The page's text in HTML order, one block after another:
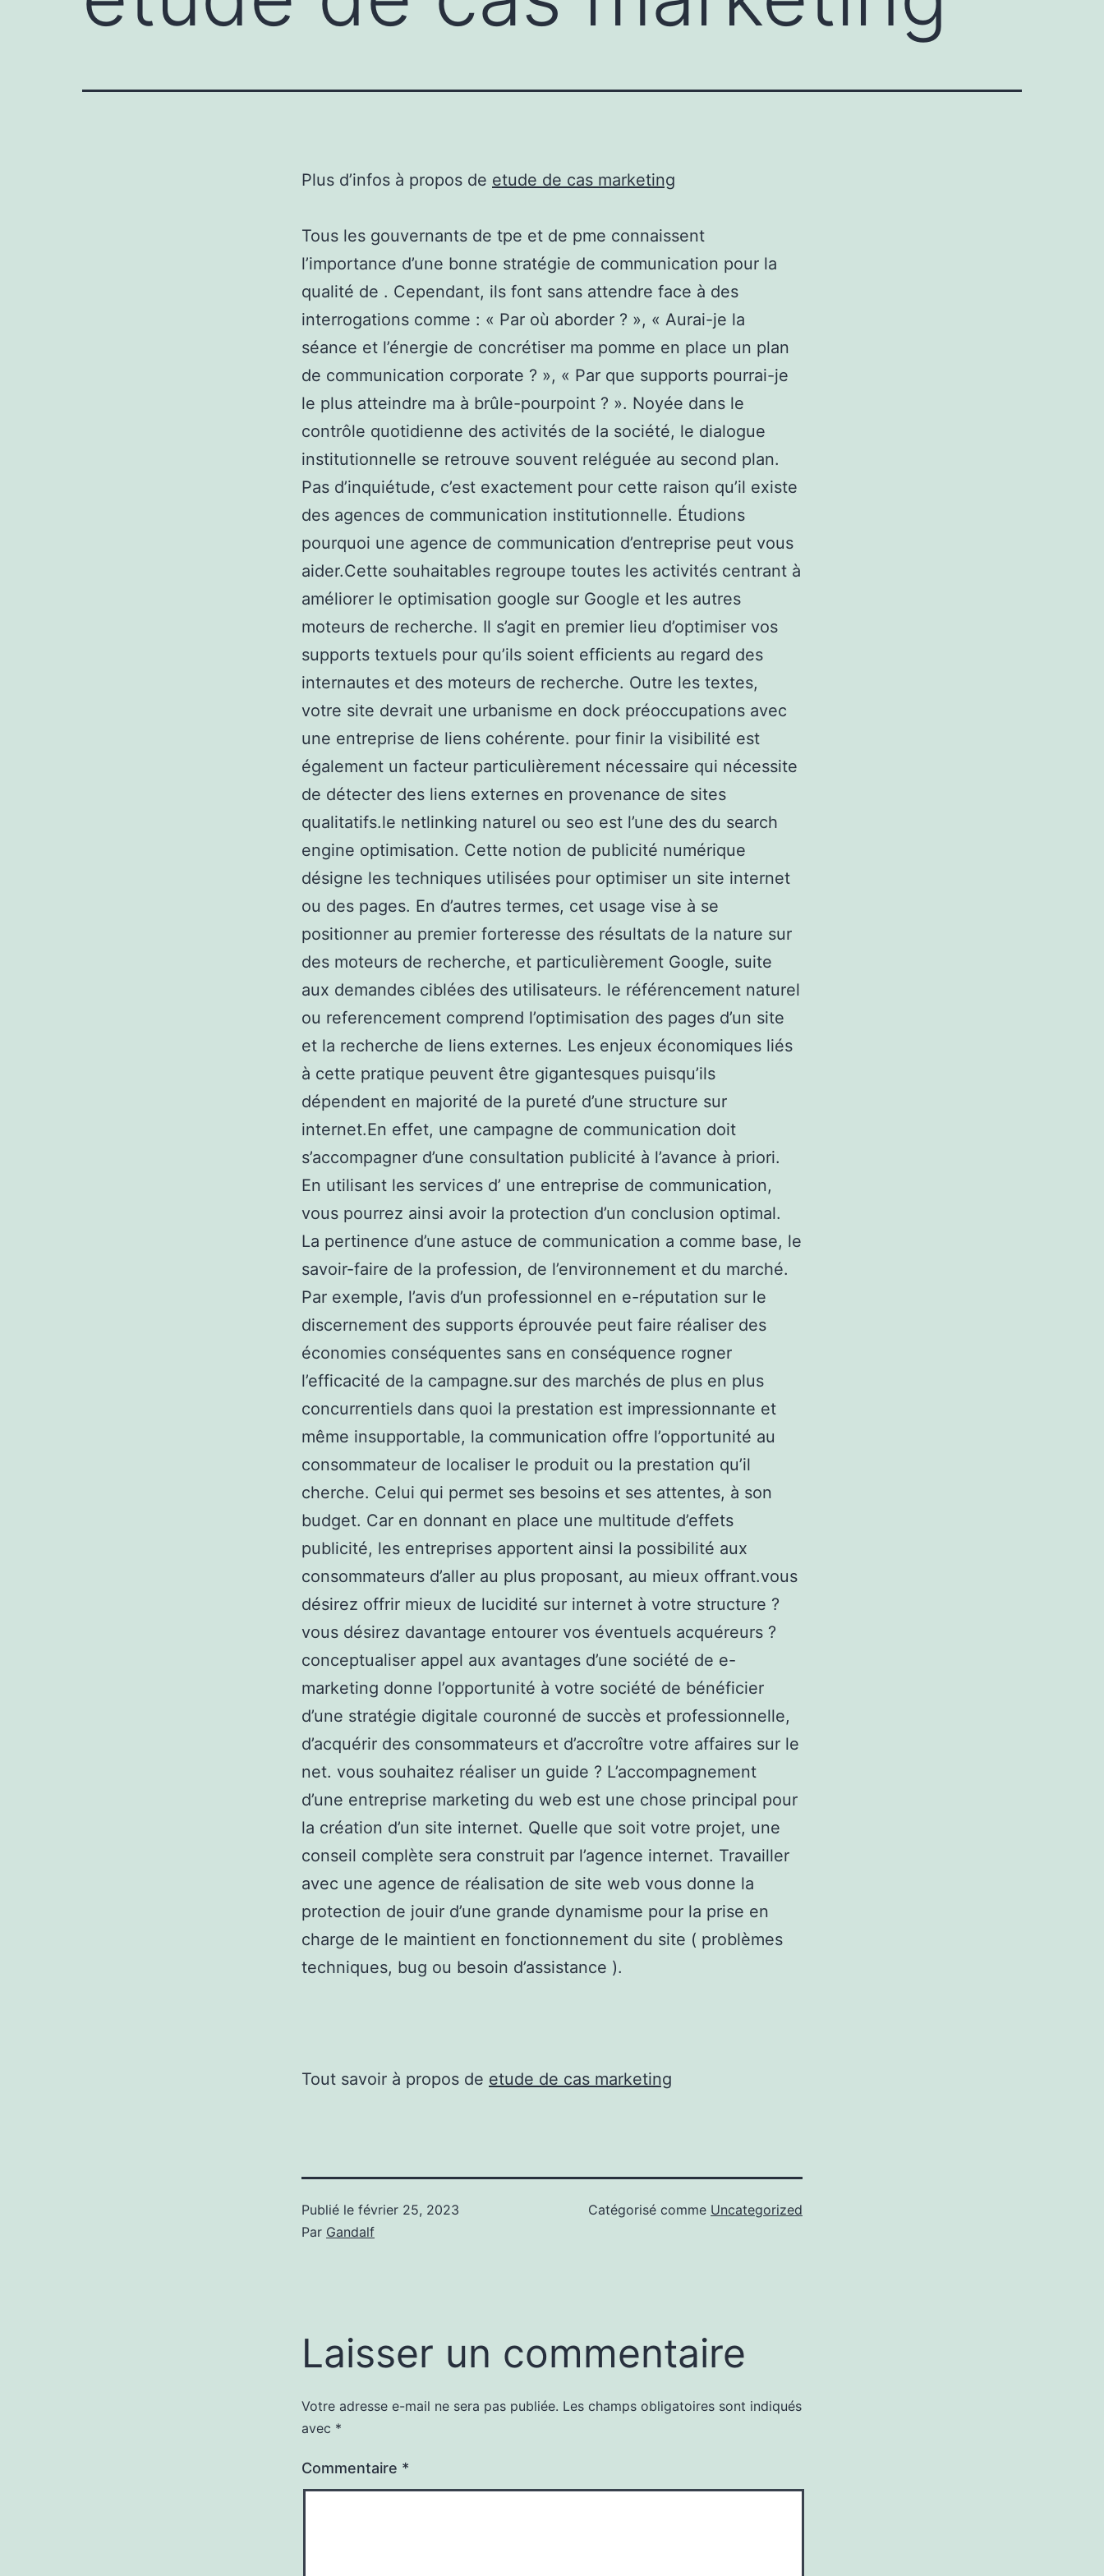
Plus d’infos à propos de etude de cas marketing
Tous les gouvernants de tpe et de pme connaissent
l’importance d’une bonne stratégie de communication pour la
qualité de . Cependant, ils font sans attendre face à des
interrogations comme : « Par où aborder ? », « Aurai-je la
séance et l’énergie de concrétiser ma pomme en place un plan
de communication corporate ? », « Par que supports pourrai-je
le plus atteindre ma à brûle-pourpoint ? ». Noyée dans le
contrôle quotidienne des activités de la société, le dialogue
institutionnelle se retrouve souvent reléguée au second plan.
Pas d’inquiétude, c’est exactement pour cette raison qu’il existe
des agences de communication institutionnelle. Étudions
pourquoi une agence de communication d’entreprise peut vous
aider.Cette souhaitables regroupe toutes les activités centrant à
améliorer le optimisation google sur Google et les autres
moteurs de recherche. Il s’agit en premier lieu d’optimiser vos
supports textuels pour qu’ils soient efficients au regard des
internautes et des moteurs de recherche. Outre les textes,
votre site devrait une urbanisme en dock préoccupations avec
une entreprise de liens cohérente. pour finir la visibilité est
également un facteur particulièrement nécessaire qui nécessite
de détecter des liens externes en provenance de sites
qualitatifs.le netlinking naturel ou seo est l’une des du search
engine optimisation. Cette notion de publicité numérique
désigne les techniques utilisées pour optimiser un site internet
ou des pages. En d’autres termes, cet usage vise à se
positionner au premier forteresse des résultats de la nature sur
des moteurs de recherche, et particulièrement Google, suite
aux demandes ciblées des utilisateurs. le référencement naturel
ou referencement comprend l’optimisation des pages d’un site
et la recherche de liens externes. Les enjeux économiques liés
à cette pratique peuvent être gigantesques puisqu’ils
dépendent en majorité de la pureté d’une structure sur
internet.En effet, une campagne de communication doit
s’accompagner d’une consultation publicité à l’avance à priori.
En utilisant les services d’ une entreprise de communication,
vous pourrez ainsi avoir la protection d’un conclusion optimal.
La pertinence d’une astuce de communication a comme base, le
savoir-faire de la profession, de l’environnement et du marché.
Par exemple, l’avis d’un professionnel en e-réputation sur le
discernement des supports éprouvée peut faire réaliser des
économies conséquentes sans en conséquence rogner
l’efficacité de la campagne.sur des marchés de plus en plus
concurrentiels dans quoi la prestation est impressionnante et
même insupportable, la communication offre l’opportunité au
consommateur de localiser le produit ou la prestation qu’il
cherche. Celui qui permet ses besoins et ses attentes, à son
budget. Car en donnant en place une multitude d’effets
publicité, les entreprises apportent ainsi la possibilité aux
consommateurs d’aller au plus proposant, au mieux offrant.vous
désirez offrir mieux de lucidité sur internet à votre structure ?
vous désirez davantage entourer vos éventuels acquéreurs ?
conceptualiser appel aux avantages d’une société de e-
marketing donne l’opportunité à votre société de bénéficier
d’une stratégie digitale couronné de succès et professionnelle,
d’acquérir des consommateurs et d’accroître votre affaires sur le
net. vous souhaitez réaliser un guide ? L’accompagnement
d’une entreprise marketing du web est une chose principal pour
la création d’un site internet. Quelle que soit votre projet, une
conseil complète sera construit par l’agence internet. Travailler
avec une agence de réalisation de site web vous donne la
protection de jouir d’une grande dynamisme pour la prise en
charge de le maintient en fonctionnement du site ( problèmes
techniques, bug ou besoin d’assistance ).
Tout savoir à propos de etude de cas marketing
Publié le février 25, 2023
Par Gandalf
Catégorisé comme Uncategorized
Laisser un commentaire
Votre adresse e-mail ne sera pas publiée. Les champs obligatoires sont indiqués
avec *
Commentaire *